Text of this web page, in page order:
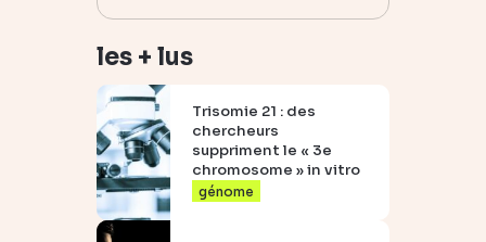
les + lus
Trisomie 21 : des
chercheurs
suppriment le « 3e
chromosome » in vitro
génome